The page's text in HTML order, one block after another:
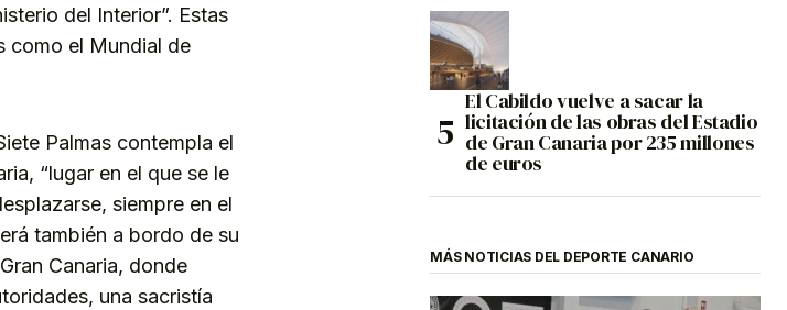
del Interior”. Estas
como el Mundial de
Palmas contempla el
“lugar en el que se le
siempre en el
también a bordo de su
Canaria, donde
una sacristía
El Cabildo vuelve a sacar la
licitación de las obras del Estadio
de Gran Canaria por 235 millones
de euros
MÁS NOTICIAS DEL DEPORTE CANARIO